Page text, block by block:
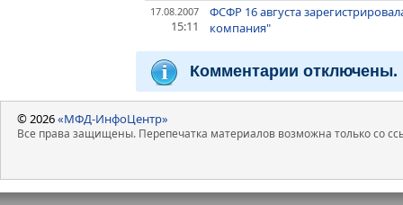
17.08.2007
15:11
ФСФР 16 августа
компания"
Комментарии отключены.
© 2026«МФД-ИнфоЦентр»
Все права защищены. Перепечатка материалов возможна только со